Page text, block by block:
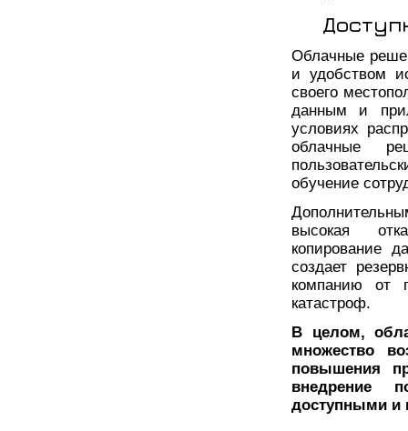
Облачные
и удобством
своего
данным и
условиях
облачные
обучение
высокая
копирование
создает
компанию от
катастроф.
В целом,
множество
повышения
внедрение
доступными и